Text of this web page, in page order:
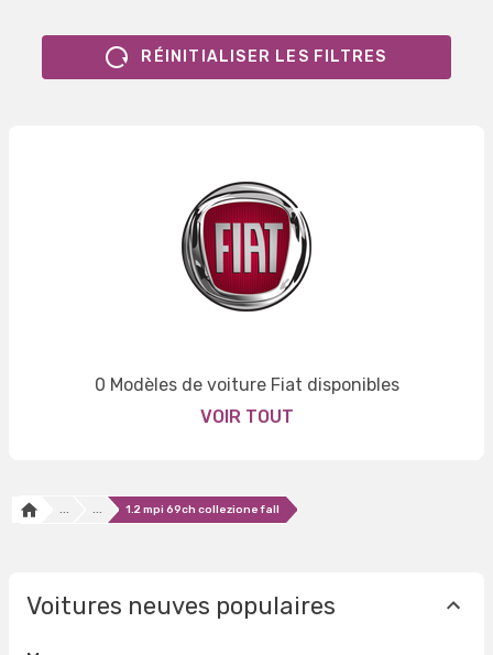
RÉINITIALISER LES FILTRES
0 Modèles de voiture Fiat disponibles
VOIR TOUT
... ... 1.2 mpi 69ch collezione fall
Voitures neuves populaires